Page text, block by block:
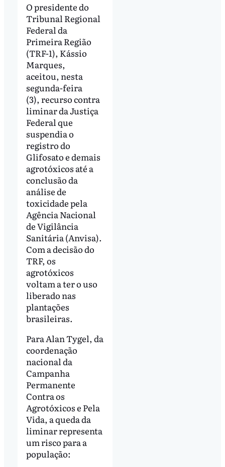
O presidente do
Tribunal Regional
Federal da
Primeira Região
(TRF-1), Kássio
Marques,
aceitou, nesta
segunda-feira
(3), recurso contra
liminar da Justiça
Federal que
suspendia o
registro do
Glifosato e demais
agrotóxicos até a
conclusão da
análise de
toxicidade pela
Agência Nacional
de Vigilância
Sanitária (Anvisa).
Com a decisão do
TRF, os
agrotóxicos
voltam a ter o uso
liberado nas
plantações
brasileiras.
Para Alan Tygel, da
coordenação
nacional da
Campanha
Permanente
Contra os
Agrotóxicos e Pela
Vida, a queda da
liminar representa
um risco para a
população: